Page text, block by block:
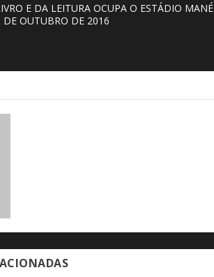
E DA LEITURA OCUPA O ESTÁDIO MANÉ
OUTUBRO DE 2016